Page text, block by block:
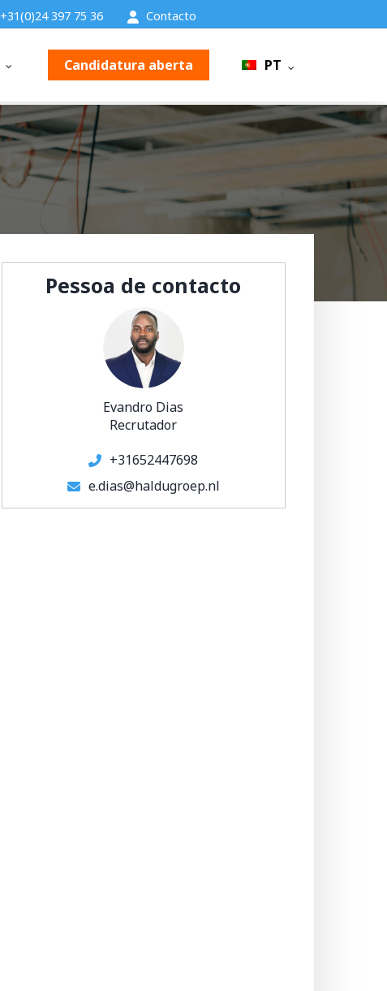
+31(0)24 397 75 36 Contacto
Candidatura aberta PT
Pessoa de contacto
Evandro Dias
Recrutador
+31652447698
e.dias@haldugroep.nl